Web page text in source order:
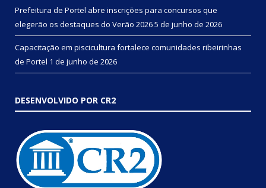
Prefeitura de Portel abre inscrições para concursos que
elegerão os destaques do Verão 20265 de junho de 2026
Capacitação em piscicultura fortalece comunidades ribeirinhas
de Portel 1 de junho de 2026
DESENVOLVIDO POR CR2